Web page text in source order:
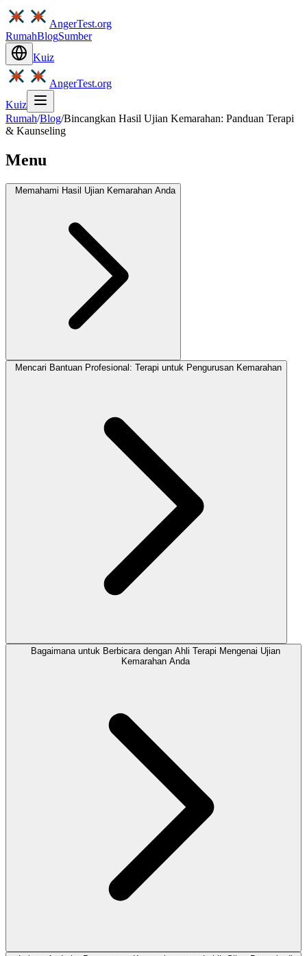
AngerTest.org
RumahBlogSumber
Kuiz
AngerTest.org
Kuiz
Rumah/Blog/Bincangkan Hasil Ujian Kemarahan: Panduan Terapi
& Kaunseling
Menu
Memahami Hasil Ujian Kemarahan Anda
Mencari Bantuan Profesional: Terapi untuk Pengurusan Kemarahan
Bagaimana untuk Berbicara dengan Ahli Terapi Mengenai Ujian
Kemarahan Anda